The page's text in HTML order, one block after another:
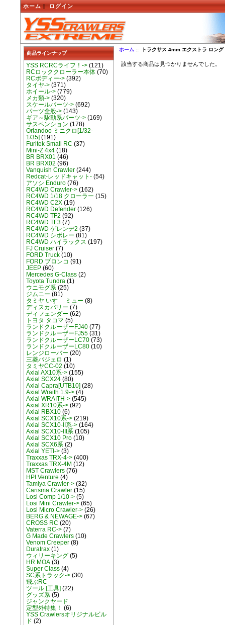
ホーム | ログイン
商品ラインナップ
YSS RCRCライフ！->(121)
RCロッククローラー本体(70)
RCボディー->(392)
タイヤ->(371)
ホイール->(779)
メカ類->(320)
スケールパーツ->(692)
パーツ全般->(143)
ギア～駆動系パーツ->(169)
サスペンション (178)
Orlandoo ミニクロ[1/32-
1/35] (191)
Furitek Small RC (37)
Mini-Z 4x4(18)
BR BRX01 (46)
BR BRX02 (96)
Vanquish Crawler(244)
Redcat-レッドキャット-(54)
アソシ Enduro(76)
RC4WD Crawler->(162)
RC4WD 1/18 クローラー (15)
RC4WD C2X(19)
RC4WD Defender(126)
RC4WD TF2 (92)
RC4WD TF3(7)
RC4WD ゲレンデ2 (37)
RC4WD シボレー (81)
RC4WD ハイラックス (197)
FJ Cruiser(7)
FORD Truck(10)
FORD ブロンコ (91)
JEEP(60)
Mercedes G-Class(2)
Toyota Tundra(1)
ウニモグ系(25)
ジムニー (81)
タミヤ いすゞ ミュー (8)
ディスカバリー (7)
ディフェンダー (62)
トヨタ タコマ (5)
ランドクルーザーFJ40(77)
ランドクルーザーFJ55(31)
ランドクルーザーLC70(73)
ランドクルーザーLC80(10)
レンジローバー (20)
三菱パジェロ (1)
タミヤCC-02 (10)
Axial AX10系->(155)
Axial SCX24(80)
Axial Capra[UTB10] (28)
Axial Wraith 1.9->(4)
Axial WRAITH->(545)
Axial XR10系->(92)
Axial RBX10(6)
Axial SCX10系->(219)
Axial SCX10-II系->(164)
Axial SCX10-III系(105)
Axial SCX10 Pro(10)
Axial SCX6系(2)
Axial YETI->(3)
Traxxas TRX-4->(400)
Traxxas TRX-4M (12)
MST Crawlers(76)
HPI Venture (4)
Tamiya Crawler->(32)
Carisma Crawler(15)
Losi Comp 1/10->(5)
Losi Mini Crawler->(65)
Losi Micro Crawler->(26)
BERG & NEWAGE->(67)
CROSS RC (20)
Vaterra RC->(7)
G Made Crawlers(10)
Venom Creeper(8)
Duratrax(1)
ウィリーキング(5)
HR MOA(3)
Super Class(4)
SC系トラック->(30)
飛ぶRC
ツール [工具] (22)
グッズ系(5)
ジャンクヤード
定型外特集！ (6)
YSS Crawlersオリジナルビル
ド (2)
ホーム :: トラクサス 4mm エクストラ ロン
該当する商品は見つかりませんでした。